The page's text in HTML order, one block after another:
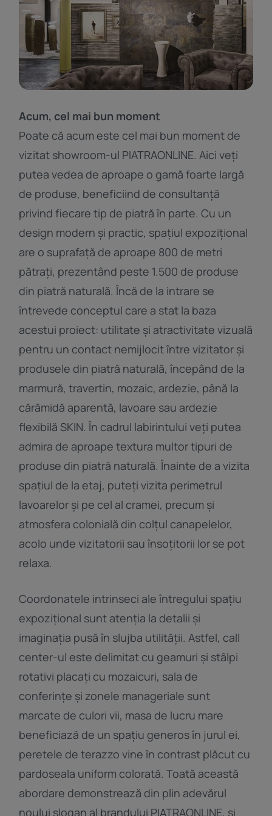
Acum, cel mai bun moment
Poate că acum este cel mai bun moment de
vizitat showroom-ul PIATRAONLINE. Aici veți
putea vedea de aproape o gamă foarte largă
de produse, beneficiind de consultanță
privind fiecare tip de piatră în parte. Cu un
design modern și practic, spațiul expozițional
are o suprafață de aproape 800 de metri
pătrați, prezentând peste 1.500 de produse
din piatră naturală. Încă de la intrare se
întrevede conceptul care a stat la baza
acestui proiect: utilitate și atractivitate vizuală
pentru un contact nemijlocit între vizitator și
produsele din piatră naturală, începând de la
marmură, travertin, mozaic, ardezie, până la
cărămidă aparentă, lavoare sau ardezie
flexibilă SKIN. În cadrul labirintului veți putea
admira de aproape textura multor tipuri de
produse din piatră naturală. Înainte de a vizita
spațiul de la etaj, puteți vizita perimetrul
lavoarelor și pe cel al cramei, precum și
atmosfera colonială din colțul canapelelor,
acolo unde vizitatorii sau însoțitorii lor se pot
relaxa.
Coordonatele intrinseci ale întregului spațiu
expozițional sunt atenția la detalii și
imaginația pusă în slujba utilității. Astfel, call
center-ul este delimitat cu geamuri și stâlpi
rotativi placați cu mozaicuri, sala de
conferințe și zonele manageriale sunt
marcate de culori vii, masa de lucru mare
beneficiază de un spațiu generos în jurul ei,
peretele de terazzo vine în contrast plăcut cu
pardoseala uniform colorată. Toată această
abordare demonstrează din plin adevărul
noului slogan al brandului PIATRAONLINE, și